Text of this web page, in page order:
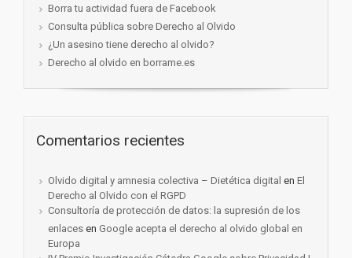
Borra tu actividad fuera de Facebook
Consulta pública sobre Derecho al Olvido
¿Un asesino tiene derecho al olvido?
Derecho al olvido en borrame.es
Comentarios recientes
Olvido digital y amnesia colectiva – Dietética digital en El
Derecho al Olvido con el RGPD
Consultoría de protección de datos: la supresión de los
enlaces en Google acepta el derecho al olvido global en
Europa